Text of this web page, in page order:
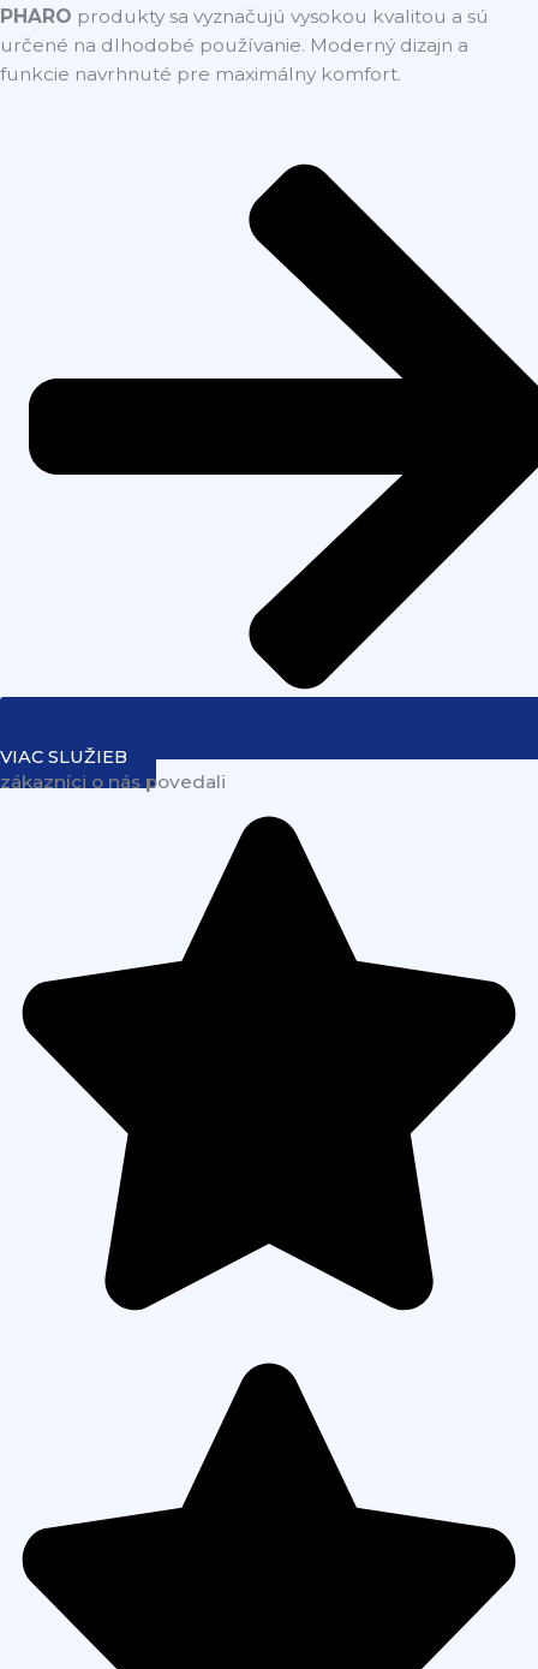
PHARO produkty sa vyznačujú vysokou kvalitou a sú
určené na dlhodobé používanie. Moderný dizajn a
funkcie navrhnuté pre maximálny komfort.
VIAC SLUŽIEB
zákazníci o nás povedali